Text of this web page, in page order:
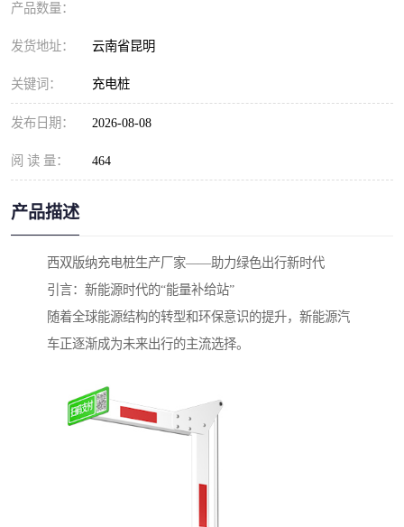
产品数量：
发货地址： 云南省昆明
关键词： 充电桩
发布日期： 2026-08-08
阅 读 量： 464
产品描述
西双版纳充电桩生产厂家——助力绿色出行新时代
引言：新能源时代的“能量补给站”
随着全球能源结构的转型和环保意识的提升，新能源汽
车正逐渐成为未来出行的主流选择。